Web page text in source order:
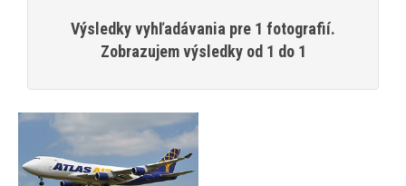
Výsledky vyhľadávania pre 1 fotografií.
Zobrazujem výsledky od 1 do 1